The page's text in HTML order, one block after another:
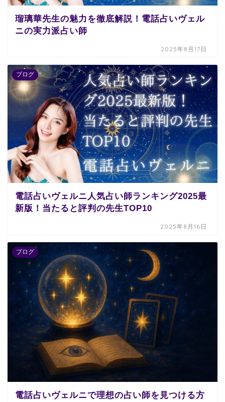
瑠璃華先生の魅力を徹底解説！電話占いヴェル
ニの実力派占い師
2025年8月17日
ブログ
電話占いヴェルニ人気占い師ランキング2025最
新版！当たると評判の先生TOP10
2025年8月16日
ブログ
電話占いヴェルニで理想の占い師を見つける方